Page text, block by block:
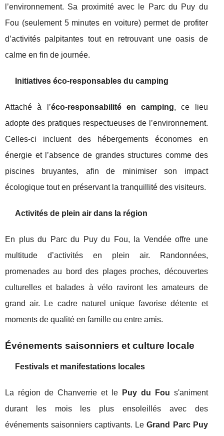
l’environnement. Sa proximité avec le Parc du Puy du
Fou (seulement 5 minutes en voiture) permet de profiter
d’activités palpitantes tout en retrouvant une oasis de
calme en fin de journée.
Initiatives éco-responsables du camping
Attaché à l’éco-responsabilité en camping, ce lieu
adopte des pratiques respectueuses de l’environnement.
Celles-ci incluent des hébergements économes en
énergie et l’absence de grandes structures comme des
piscines bruyantes, afin de minimiser son impact
écologique tout en préservant la tranquillité des visiteurs.
Activités de plein air dans la région
En plus du Parc du Puy du Fou, la Vendée offre une
multitude d’activités en plein air. Randonnées,
promenades au bord des plages proches, découvertes
culturelles et balades à vélo raviront les amateurs de
grand air. Le cadre naturel unique favorise détente et
moments de qualité en famille ou entre amis.
Événements saisonniers et culture locale
Festivals et manifestations locales
La région de Chanverrie et le Puy du Fou s'animent
durant les mois les plus ensoleillés avec des
événements saisonniers captivants. LeGrand Parc Puy